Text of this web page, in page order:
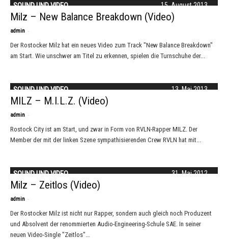
15. August 2013
SOUND UND VIDEO
Milz – New Balance Breakdown (Video)
admin -
Der Rostocker Milz hat ein neues Video zum Track "New Balance Breakdown"
am Start. Wie unschwer am Titel zu erkennen, spielen die Turnschuhe der...
13. Mai 2013
SOUND UND VIDEO
MILZ – M.I.L.Z. (Video)
admin -
Rostock City ist am Start, und zwar in Form von RVLN-Rapper MILZ. Der
Member der mit der linken Szene sympathisierenden Crew RVLN hat mit...
31. Mai 2012
SOUND UND VIDEO
Milz – Zeitlos (Video)
admin -
Der Rostocker Milz ist nicht nur Rapper, sondern auch gleich noch Produzent
und Absolvent der renommierten Audio-Engineering-Schule SAE. In seiner
neuen Video-Single "Zeitlos"...